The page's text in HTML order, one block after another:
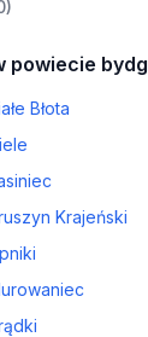
powiecie
Błota
Krajeński